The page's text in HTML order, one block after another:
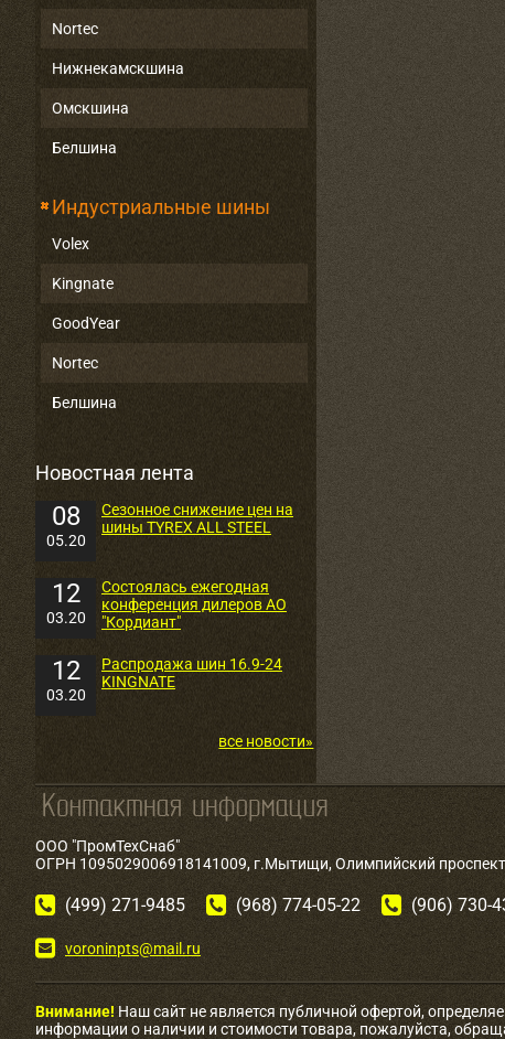
Nortec
Нижнекамскшина
Омскшина
Белшина
Индустриальные шины
Volex
Kingnate
GoodYear
Nortec
Белшина
Новостная лента
08
05.20
Сезонное снижение цен на
шины TYREX ALL STEEL
12
03.20
Состоялась ежегодная
конференция дилеров АО
"Кордиант"
12
03.20
Распродажа шин 16.9-24
KINGNATE
все новости»
ООО "ПромТехСнаб"
ОГРН 1095029006918141009, г.Мытищи, Олимпийский
(499) 271-9485 (968) 774-05-22 (906) 730-
voroninpts@mail.ru
Внимание! Наш сайт не является публичной офертой,
информации о наличии и стоимости товара, пожалуйста,